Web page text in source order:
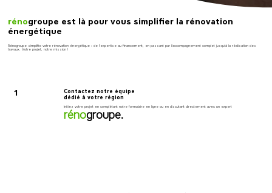
rénogroupe est là pour vous simplifier la rénovation
énergétique
Rénogroupe simplifie votre rénovation énergétique : de l'expertise au financement, en passant par l'accompagnement complet jusqu'à la réalisation des
travaux. Votre projet, notre mission !
1
Contactez notre équipe
dédié à votre région
Initiez votre projet en complétant notre formulaire en ligne ou en discutant directement avec un expert
rénogroupe.